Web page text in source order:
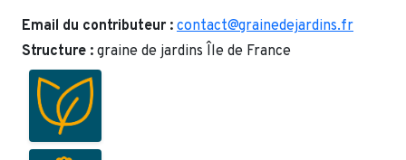
Email du contributeur : contact@grainedejardins.fr
Structure : graine de jardins Île de France